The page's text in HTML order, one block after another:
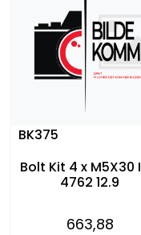
BK375
Bolt Kit 4 x M5X30
4762 12.9
663,88